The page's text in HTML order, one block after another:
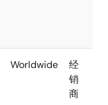
Worldwide
经
销
商